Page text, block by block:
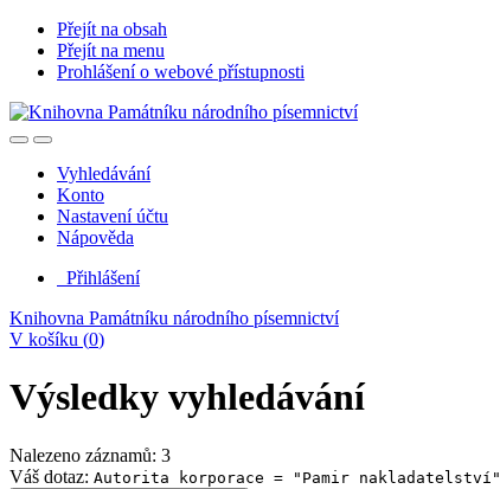
Přejít na obsah
Přejít na menu
Prohlášení o webové přístupnosti
Vyhledávání
Konto
Nastavení účtu
Nápověda
Přihlášení
Knihovna Památníku národního písemnictví
V košíku (0)
Výsledky vyhledávání
Nalezeno záznamů: 3
Váš dotaz: Autorita korporace = "Pamir nakladatelství"